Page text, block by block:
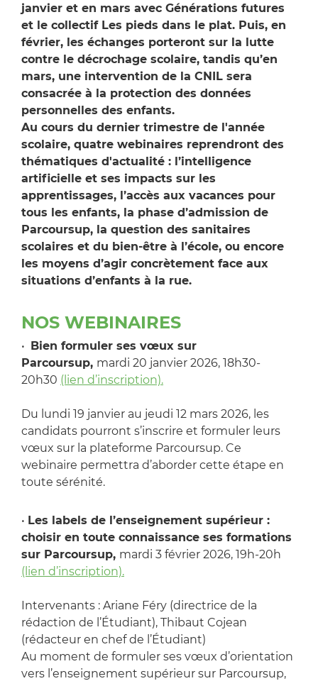
janvier et en mars avec Générations futures
et le collectif Les pieds dans le plat. Puis, en
février, les échanges porteront sur la lutte
contre le décrochage scolaire, tandis qu’en
mars, une intervention de la CNIL sera
consacrée à la protection des données
personnelles des enfants.
Au cours du dernier trimestre de l'année
scolaire, quatre webinaires reprendront des
thématiques d'actualité : l’intelligence
artificielle et ses impacts sur les
apprentissages, l’accès aux vacances pour
tous les enfants, la phase d’admission de
Parcoursup, la question des sanitaires
scolaires et du bien-être à l’école, ou encore
les moyens d’agir concrètement face aux
situations d’enfants à la rue.
NOS WEBINAIRES
• Bien formuler ses vœux sur
Parcoursup, mardi 20 janvier 2026, 18h30-
20h30 (lien d’inscription).
Du lundi 19 janvier au jeudi 12 mars 2026, les
candidats pourront s’inscrire et formuler leurs
vœux sur la plateforme Parcoursup. Ce
webinaire permettra d’aborder cette étape en
toute sérénité.
• Les labels de l’enseignement supérieur :
choisir en toute connaissance ses formations
sur Parcoursup, mardi 3 février 2026, 19h-20h
(lien d’inscription).
Intervenants : Ariane Féry (directrice de la
rédaction de l’Étudiant), Thibaut Cojean
(rédacteur en chef de l’Étudiant)
Au moment de formuler ses vœux d’orientation
vers l’enseignement supérieur sur Parcoursup,